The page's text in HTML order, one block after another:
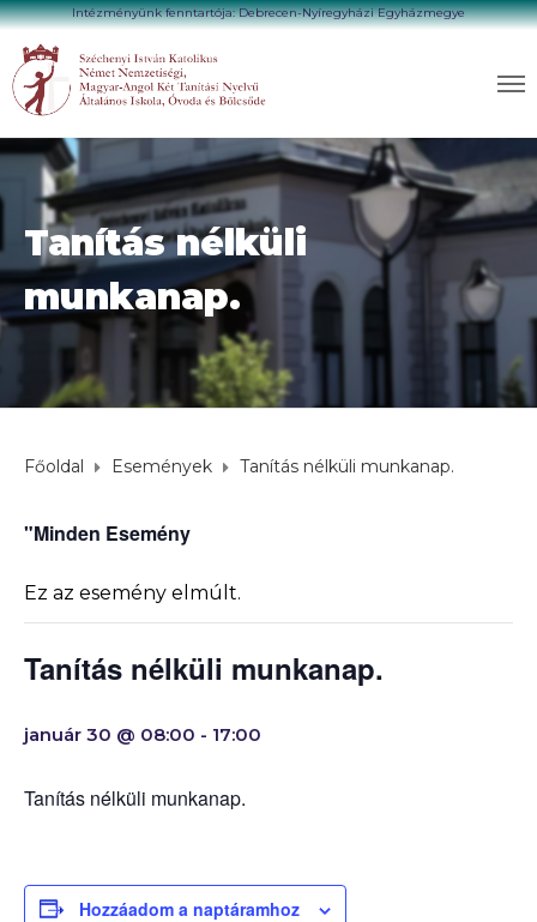
Intézményünk fenntartója: Debrecen-Nyíregyházi Egyházmegye
Tanítás nélküli
munkanap.
Főoldal Események Tanítás nélküli munkanap.
"Minden Esemény
Ez az esemény elmúlt.
Tanítás nélküli munkanap.
január 30 @ 08:00 - 17:00
Tanítás nélküli munkanap.
Hozzáadom a naptáramhoz